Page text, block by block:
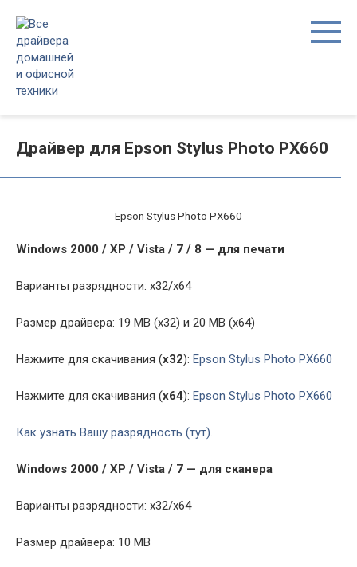
контенту
Драйвер для Epson Stylus Photo PX660
Epson Stylus Photo PX660
Windows 2000 / XP / Vista / 7 / 8 — для печати
Варианты разрядности: x32/x64
Размер драйвера: 19 MB (x32) и 20 MB (x64)
Нажмите для скачивания (x32): Epson Stylus Photo PX660
Нажмите для скачивания (x64): Epson Stylus Photo PX660
Как узнать Вашу разрядность (тут).
Windows 2000 / XP / Vista / 7 — для сканера
Варианты разрядности: x32/x64
Размер драйвера: 10 MB